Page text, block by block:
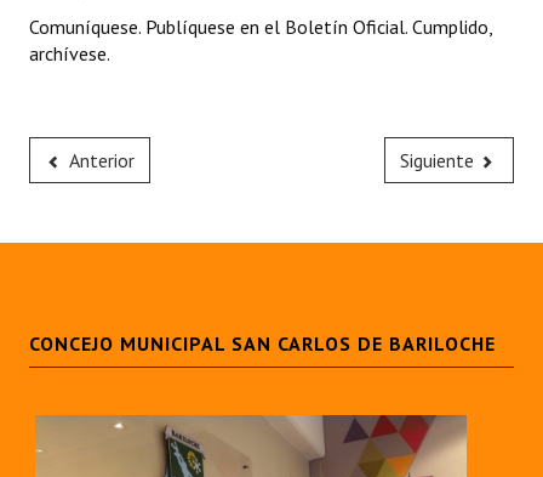
Comuníquese. Publíquese en el Boletín Oficial. Cumplido,
archívese.
Anterior Siguiente
CONCEJO MUNICIPAL SAN CARLOS DE BARILOCHE